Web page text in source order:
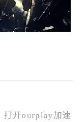
打开ourplay加速